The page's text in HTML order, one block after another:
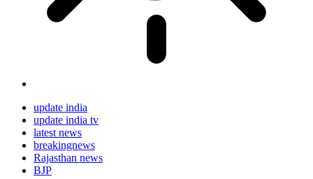
update india
update india tv
latest news
breakingnews
Rajasthan news
BJP